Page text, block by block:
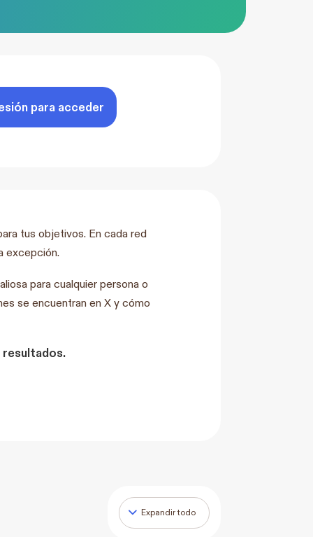
para acceder
tus objetivos. En cada red
excepción.
para cualquier persona o
se encuentran en X y cómo
resultados.
Expandir todo
Lecciones